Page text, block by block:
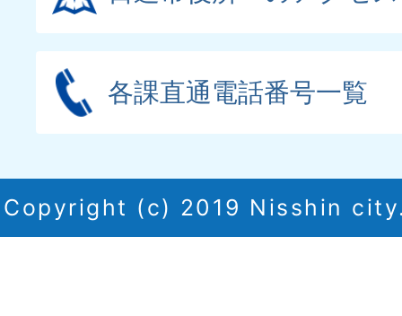
各課直通電話番号一覧
Copyright (c) 2019 Nisshin